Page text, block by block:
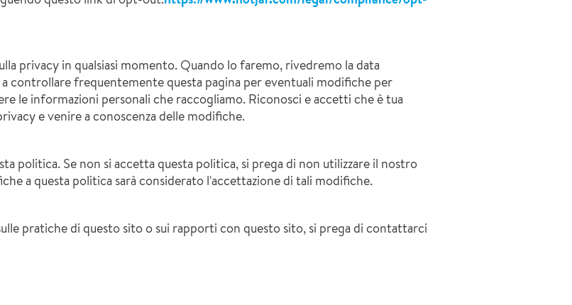
privacy in qualsiasi momento. Quando lo faremo, rivedremo la data
controllare frequentemente questa pagina per eventuali modifiche per
le informazioni personali che raccogliamo. Riconosci e accetti che è tua
e venire a conoscenza delle modifiche.
politica. Se non si accetta questa politica, si prega di non utilizzare il nostro
a questa politica sarà considerato l'accettazione di tali modifiche.
pratiche di questo sito o sui rapporti con questo sito, si prega di contattarci